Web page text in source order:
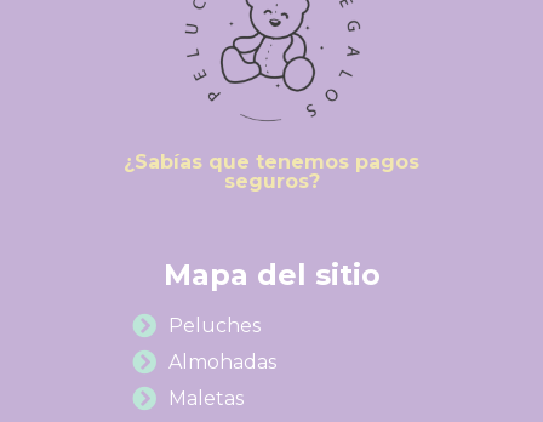
¿Sabías que tenemos pagos
seguros?
Mapa del sitio
Peluches
Almohadas
Maletas